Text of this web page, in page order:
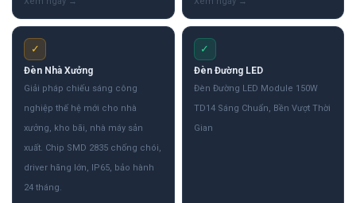
✓
Đèn Nhà Xưởng
Giải pháp chiếu sáng công
nghiệp thế hệ mới cho nhà
xưởng, kho bãi, nhà máy sản
xuất. Chip SMD 2835 chống chói,
driver hãng lớn, IP65, bảo hành
24 tháng.
✓
Đèn Đường LED
Đèn Đường LED Module 150W
TD14 Sáng Chuẩn, Bền Vượt Thời
Gian